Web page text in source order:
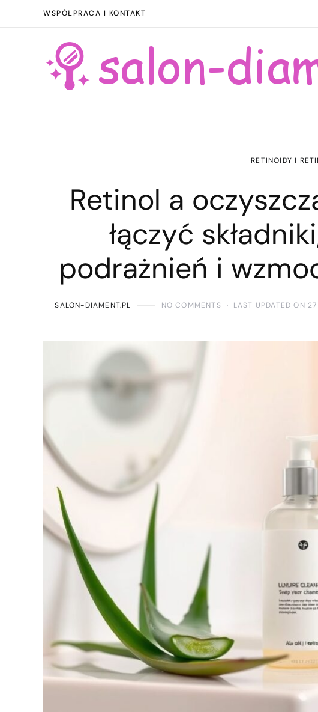
WSPÓŁPRACA I KONTAKT
RETINOIDY I
Retinol a
łączyć
podrażnień i
SALON-DIAMENT.PL NO COMMENTS LAST UPDATED ON